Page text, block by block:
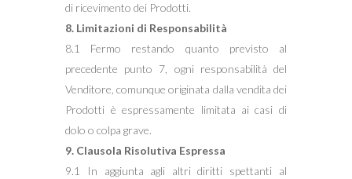
di ricevimento dei Prodotti.
8. Limitazioni di Responsabilità
8.1 Fermo restando quanto previsto al
precedente punto 7, ogni responsabilità del
Venditore, comunque originata dalla vendita dei
Prodotti è espressamente limitata ai casi di
dolo o colpa grave.
9. Clausola Risolutiva Espressa
9.1 In aggiunta agli altri diritti spettanti al